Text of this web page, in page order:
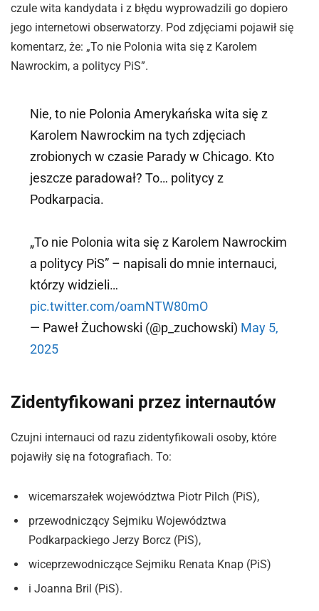
czule wita kandydata i z błędu wyprowadzili go dopiero
jego internetowi obserwatorzy. Pod zdjęciami pojawił się
komentarz, że: „To nie Polonia wita się z Karolem
Nawrockim, a politycy PiS”.
Nie, to nie Polonia Amerykańska wita się z
Karolem Nawrockim na tych zdjęciach
zrobionych w czasie Parady w Chicago. Kto
jeszcze paradował? To… politycy z
Podkarpacia.
„To nie Polonia wita się z Karolem Nawrockim
a politycy PiS” – napisali do mnie internauci,
którzy widzieli…
pic.twitter.com/oamNTW80mO
— Paweł Żuchowski (@p_zuchowski) May 5,
2025
Zidentyfikowani przez internautów
Czujni internauci od razu zidentyfikowali osoby, które
pojawiły się na fotografiach. To:
wicemarszałek województwa Piotr Pilch (PiS),
przewodniczący Sejmiku Województwa
Podkarpackiego Jerzy Borcz (PiS),
wiceprzewodniczące Sejmiku Renata Knap (PiS)
i Joanna Bril (PiS).